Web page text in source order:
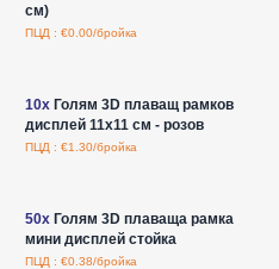
см)
ПЦД : €0.00/бройка
10xГолям 3D плаващ рамков
дисплей 11x11 см - розов
ПЦД : €1.30/бройка
50xГолям 3D плаваща рамка
мини дисплей стойка
ПЦД : €0.38/бройка